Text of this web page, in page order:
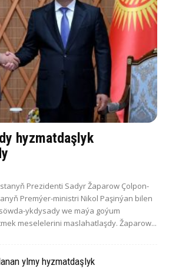
hyzmatdaşlyk
Prezidenti Sadyr Žaparow Çolpon-
Premýer-ministri Nikol Paşinýan bilen
ykdysady we maýa goýum
meselelerini maslahatlaşdy. Žaparow...
ylmy hyzmatdaşlyk